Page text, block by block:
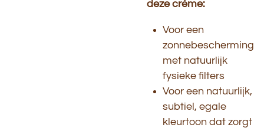
deze crème:
Voor een
zonnebescherming
met natuurlijk
fysieke filters
Voor een natuurlijk,
subtiel, egale
kleurtoon dat zorgt